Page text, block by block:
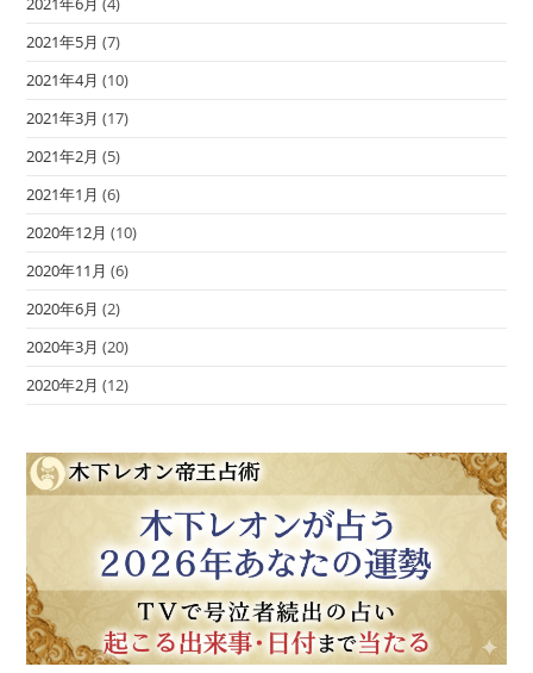
2021年5月 (7)
2021年4月 (10)
2021年3月 (17)
2021年2月 (5)
2021年1月 (6)
2020年12月 (10)
2020年11月 (6)
2020年6月 (2)
2020年3月 (20)
2020年2月 (12)